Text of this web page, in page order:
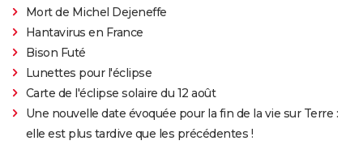
Mort de Michel Dejeneffe
Hantavirus en France
Bison Futé
Lunettes pour l'éclipse
Carte de l'éclipse solaire du 12 août
Une nouvelle date évoquée pour la fin de la vie sur Terre :
elle est plus tardive que les précédentes !